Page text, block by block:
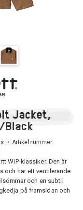
Jacket,
Black
• Artikelnummer:
WIP-klassiker. Den är
och har ett ventilerande
och en subtil
på framsidan och